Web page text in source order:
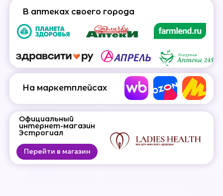
Официальный
интернет-магазин
Эстрогиал
На маркетплейсах
В аптеках своего города
Перейти в магазин